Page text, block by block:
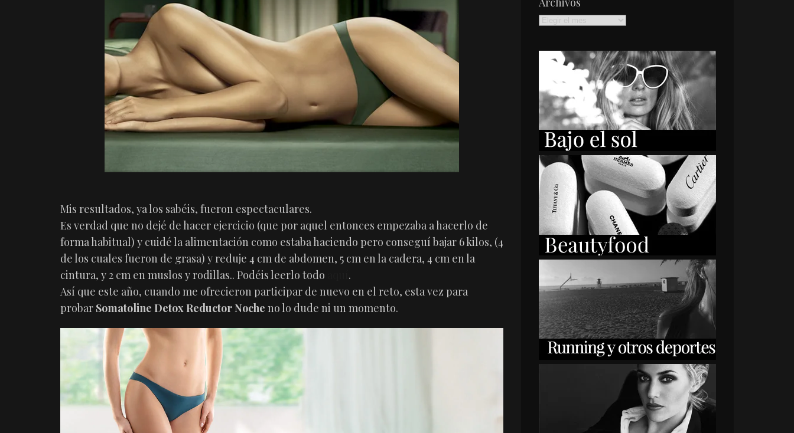
Mis resultados, ya los sabéis, fueron espectaculares.
Es verdad que no dejé de hacer ejercicio (que por aquel entonces empezaba a hacerlo de
forma habitual) y cuidé la alimentación como estaba haciendo pero conseguí bajar 6 kilos, (4
de los cuales fueron de grasa) y reduje 4 cm de abdomen, 5 cm en la cadera, 4 cm en la
cintura, y 2 cm en muslos y rodillas.. Podéis leerlo todo
.
Así que este año, cuando me ofrecieron participar de nuevo en el reto, esta vez para
probar Somatoline Detox Reductor Noche no lo dude ni un momento.